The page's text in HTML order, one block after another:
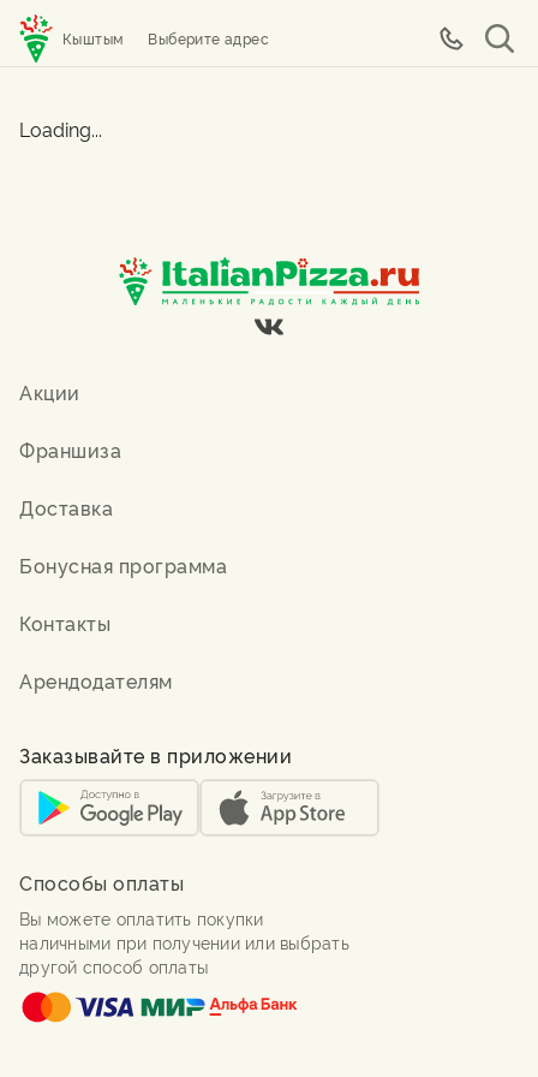
Кыштым Выберите адрес
Loading...
Акции
Франшиза
Доставка
Бонусная программа
Контакты
Арендодателям
Заказывайте в приложении
Способы оплаты
Вы можете оплатить покупки
наличными при получении или выбрать
другой способ оплаты